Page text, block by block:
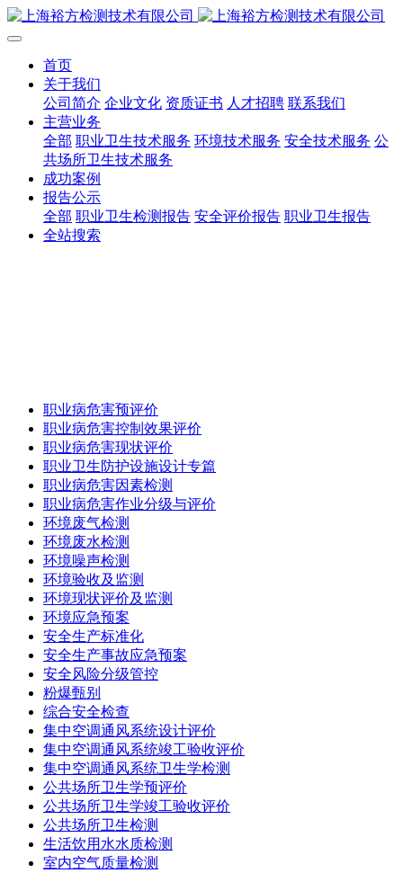
首页
关于我们
公司简介 企业文化 资质证书 人才招聘 联系我们
主营业务
全部 职业卫生技术服务 环境技术服务 安全技术服务 公
共场所卫生技术服务
成功案例
报告公示
全部 职业卫生检测报告 安全评价报告 职业卫生报告
全站搜索
职业病危害预评价
职业病危害控制效果评价
职业病危害现状评价
职业卫生防护设施设计专篇
职业病危害因素检测
职业病危害作业分级与评价
环境废气检测
环境废水检测
环境噪声检测
环境验收及监测
环境现状评价及监测
环境应急预案
安全生产标准化
安全生产事故应急预案
安全风险分级管控
粉爆甄别
综合安全检查
集中空调通风系统设计评价
集中空调通风系统竣工验收评价
集中空调通风系统卫生学检测
公共场所卫生学预评价
公共场所卫生学竣工验收评价
公共场所卫生检测
生活饮用水水质检测
室内空气质量检测